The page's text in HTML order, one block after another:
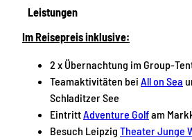
Leistungen
Im Reisepreis inklusive:
2 x Übernachtung im Group-
Teamaktivitäten bei All on Sea
Schladitzer See
EintrittAdventure Golfam
Besuch Leipzig Theater Junge